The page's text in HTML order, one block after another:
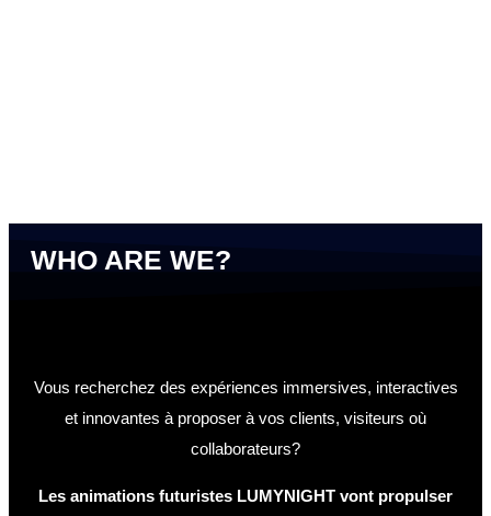
WHO ARE WE?
Vous recherchez des expériences immersives, interactives
et innovantes à proposer à vos clients, visiteurs où
collaborateurs?
Les animations futuristes LUMYNIGHT vont propulser